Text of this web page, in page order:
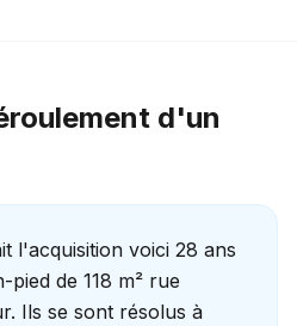
d'un
l'acquisition voici 28 ans
de 118 m² rue
Ils se sont résolus à